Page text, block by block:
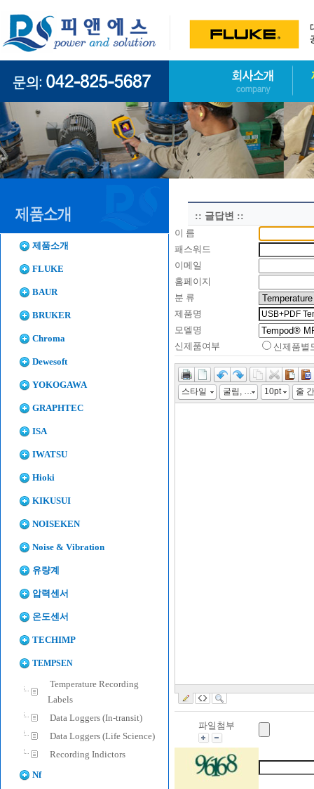
제품소개
FLUKE
BAUR
BRUKER
Chroma
Dewesoft
YOKOGAWA
GRAPHTEC
ISA
IWATSU
Hioki
KIKUSUI
NOISEKEN
Noise & Vibration
유량계
압력센서
온도센서
TECHIMP
TEMPSEN
Temperature Recording
Labels
Data Loggers (In-transit)
Data Loggers (Life Science)
Recording Indictors
Nf
:: 글답변 ::
이 름
패스워드
이메일
홈페이지
분 류
제품명
모델명
신제품여부
신제품별
스타일 굴림, "맑은 고딕", "Malgun Gothic", gulim 10pt 줄
파일첨부